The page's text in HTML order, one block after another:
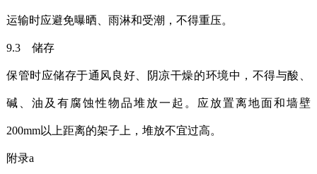
运输时应避免曝晒、雨淋和受潮，不得重压。
9.3 储存
保管时应储存于通风良好、阴凉干燥的环境中，不得与酸、
碱、油及有腐蚀性物品堆放一起。应放置离地面和墙壁
200mm以上距离的架子上，堆放不宜过高。
附录a